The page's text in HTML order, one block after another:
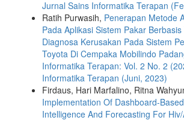
Jurnal Sains Informatika Terapan
Ratih Purwasih, Penerapan Metode
Pada Aplikasi Sistem Pakar
Diagnosa Kerusakan Pada Sistem
Toyota Di Cempaka Mobilindo
Informatika Terapan: Vol. 2 No. 2
Informatika Terapan (Juni, 2023)
Firdaus, Hari Marfalino, Ritna
Implementation Of Dashboard-
Intelligence And Forecasting For